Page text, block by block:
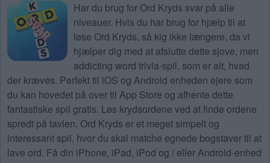
Har du brug for Ord Kryds svar på alle
niveauer. Hvis du har brug for hjælp til at
løse Ord Kryds, så kig ikke længere, da vi
hjælper dig med at afslutte dette sjove, men
addicting word trivia-spil, som er alt, hvad
der kræves. Perfekt til iOS og Android enheden ejere som
du kan hovedet på over til App Store og afhente dette
fantastiske spil gratis. Løs krydsordene ved at finde ordene
spredt på tavlen. Ord Kryds er et meget simpelt og
interessant spil, hvor du skal matche egnede bogstaver til at
lave ord. Få din iPhone, iPad, iPod og / eller Android-enhed